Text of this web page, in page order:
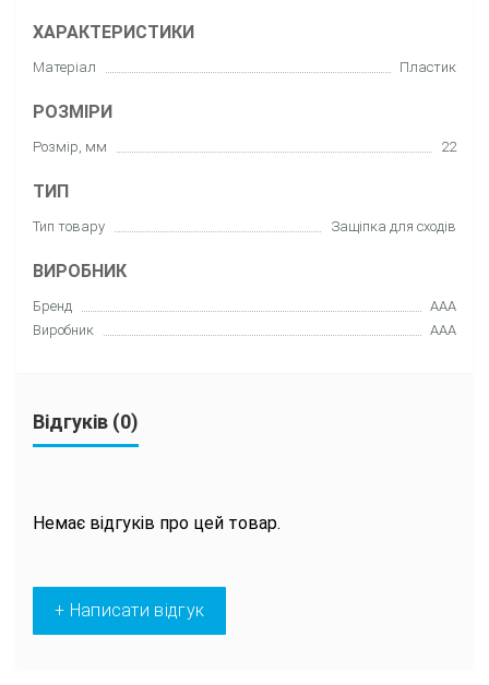
ХАРАКТЕРИСТИКИ
Матеріал Пластик
РОЗМІРИ
Розмір, мм 22
ТИП
Тип товару Защіпка для сxодів
ВИРОБНИК
Бренд
AAA
Виробник
AAA
Відгуків (0)
Немає відгуків про цей товар.
+ Написати відгук